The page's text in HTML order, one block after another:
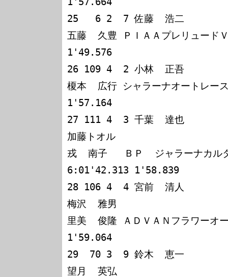
25   6 2  7 佐藤  浩二
五藤  久豊 ＰＩＡＡプレリュー
1'49.576
26 109 4  2 小林  正吾
榎本  広行 シャラーナオートレ
1'57.164
27 111 4  3 千葉  達也
加藤トオル
戎  南子   ＢＰ  ジャラーナカ
6:01'42.313 1'58.839
28 106 4  4 宮前  清人
梅沢  雅男
里美  俊隆 ＡＤＶＡＮフラワー
1'59.064
29  70 3  9 鈴木  恵一
望月  英弘